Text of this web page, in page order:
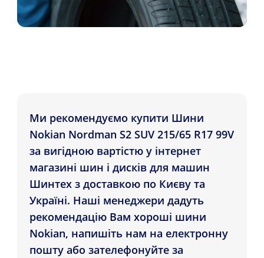
Ми рекомендуємо купити Шини
Nokian Nordman S2 SUV 215/65 R17 99V
за вигідною вартістю у інтернет
магазині шин і дисків для машин
Шинтех з доставкою по Києву та
Україні. Наші менеджери дадуть
рекомендацію Вам хороші шини
Nokian, напишіть нам на електронну
пошту або зателефонуйте за